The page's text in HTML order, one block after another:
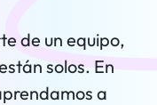
de un equipo,
solos. En
a